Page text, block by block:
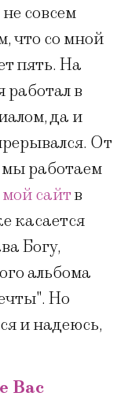
совсем
что со мной
пять. На
работал в
да и
От
работаем
сайтв
касается
Богу,
альбома
Но
и надеюсь,
Вас